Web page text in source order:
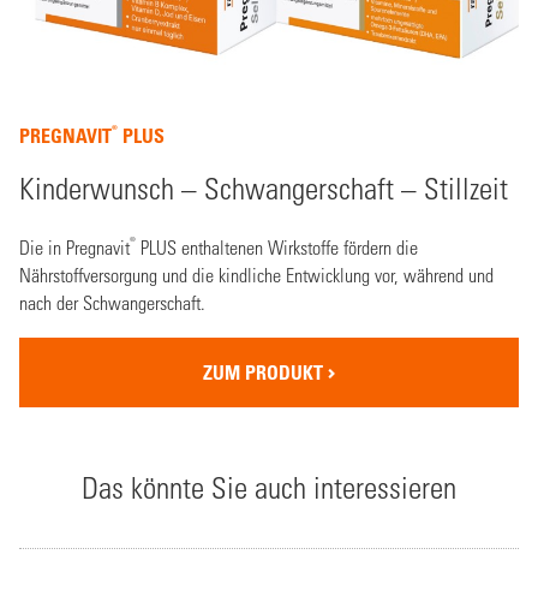
PREGNAVIT® PLUS
Kinderwunsch – Schwangerschaft – Stillzeit
Die in Pregnavit® PLUS enthaltenen Wirkstoffe fördern die
Nährstoffversorgung und die kindliche Entwicklung vor, während und
nach der Schwangerschaft.
ZUM PRODUKT
Das könnte Sie auch interessieren